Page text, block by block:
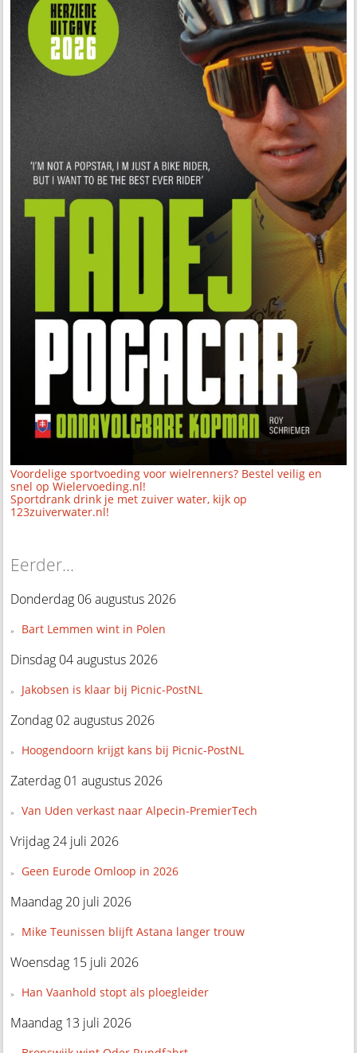
Voordelige sportvoeding voor wielrenners? Bestel veilig en
snel op Wielervoeding.nl!
Sportdrank drink je met zuiver water, kijk op
123zuiverwater.nl!
Eerder...
Donderdag 06 augustus 2026
Bart Lemmen wint in Polen
Dinsdag 04 augustus 2026
Jakobsen is klaar bij Picnic-PostNL
Zondag 02 augustus 2026
Hoogendoorn krijgt kans bij Picnic-PostNL
Zaterdag 01 augustus 2026
Van Uden verkast naar Alpecin-PremierTech
Vrijdag 24 juli 2026
Geen Eurode Omloop in 2026
Maandag 20 juli 2026
Mike Teunissen blijft Astana langer trouw
Woensdag 15 juli 2026
Han Vaanhold stopt als ploegleider
Maandag 13 juli 2026